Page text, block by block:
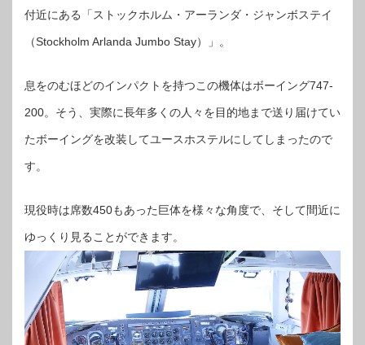
付近にある「ストックホルム・アーランダ・ジャンボステイ
（Stockholm Arlanda Jumbo Stay）」。
息をのむほどのインパクトを持つこの機体はボーイング747-
200。そう、実際に長年多くの人々を目的地まで送り届けてい
たボーイングを改装してユースホステルにしてしまったので
す。
現役時は席数450もあった巨体を様々な角度で、そして間近に
ゆっくり見ることができます。